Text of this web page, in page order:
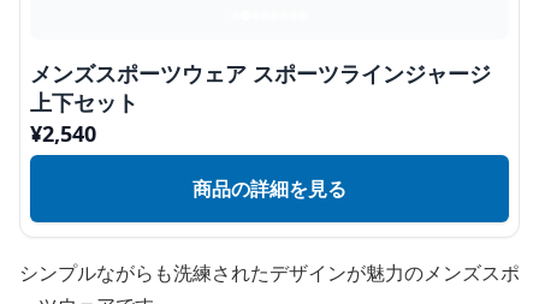
メンズスポーツウェア スポーツラインジャージ
上下セット
¥2,540
商品の詳細を見る
シンプルながらも洗練されたデザインが魅力のメンズスポ